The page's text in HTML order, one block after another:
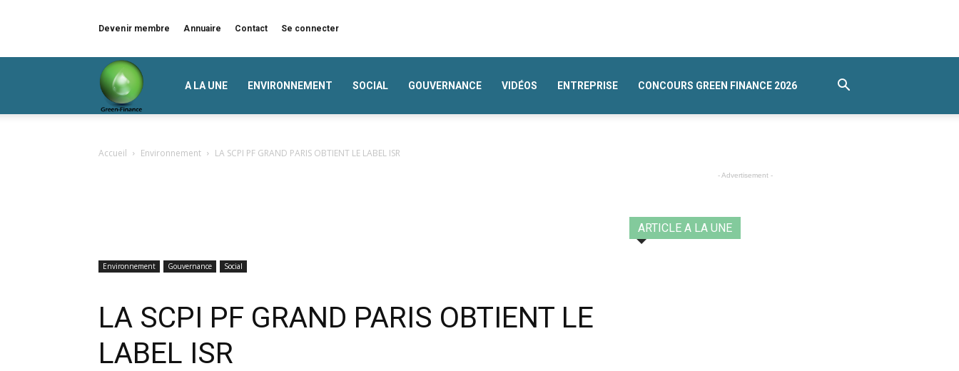
Devenir membre Annuaire Contact Se connecter
A LA UNE ENVIRONNEMENT SOCIAL GOUVERNANCE VIDÉOS ENTREPRISE CONCOURS GREEN FINANCE 2026
Accueil Environnement LA SCPI PF GRAND PARIS OBTIENT LE LABEL ISR
Environnement Gouvernance Social
LA SCPI PF GRAND PARIS OBTIENT LE
LABEL ISR
- Advertisement -
ARTICLE A LA UNE